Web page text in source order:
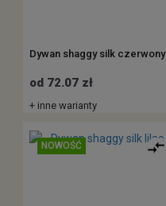
Dywan shaggy silk czerwony
od 72.07 zł
+ inne warianty
NOWOŚĆ